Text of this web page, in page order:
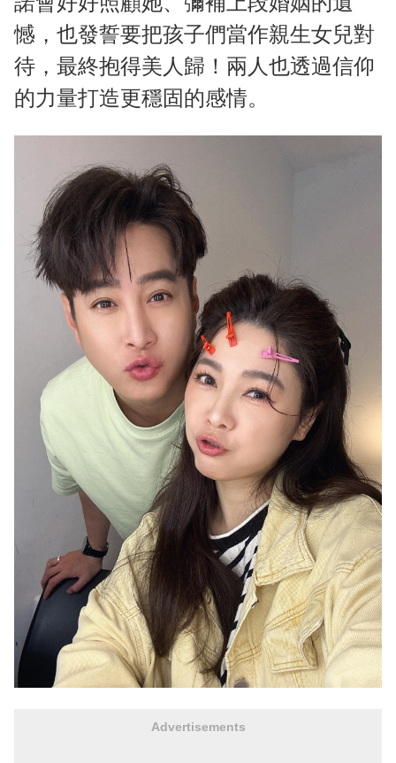
憾，也發誓要把孩子們當作親生女兒對
待，最終抱得美人歸！兩人也透過信仰
的力量打造更穩固的感情。
Advertisements